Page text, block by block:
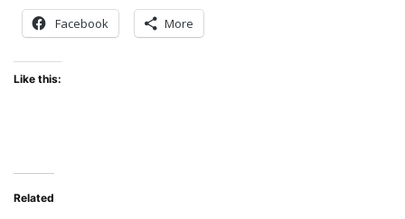
Facebook More
Like this:
Related